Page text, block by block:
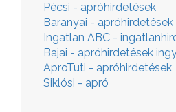
Pécsi - apróhirdetések
Baranyai - apróhirdetések
Ingatlan ABC -
Bajai - apróhirdetések
AproTuti - apróhirdetések
Siklósi - apró